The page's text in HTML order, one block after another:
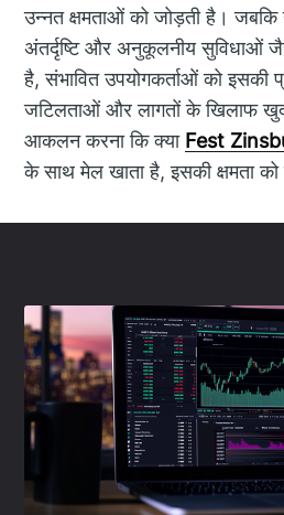
उन्नत क्षमताओं को जोड़ती है।
अंतर्दृष्टि और अनुकूलनीय सुविधाओं
है, संभावित उपयोगकर्ताओं को इसकी
जटिलताओं और लागतों के खिलाफ खुद
आकलन करना कि क्या Fest
के साथ मेल खाता है, इसकी क्षमता